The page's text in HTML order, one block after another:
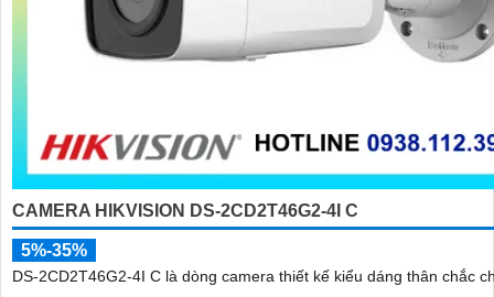
CAMERA HIKVISION DS-2CD2T46G2-4I C
5%-35%
DS-2CD2T46G2-4I C là dòng camera thiết kế kiểu dáng thân chắc